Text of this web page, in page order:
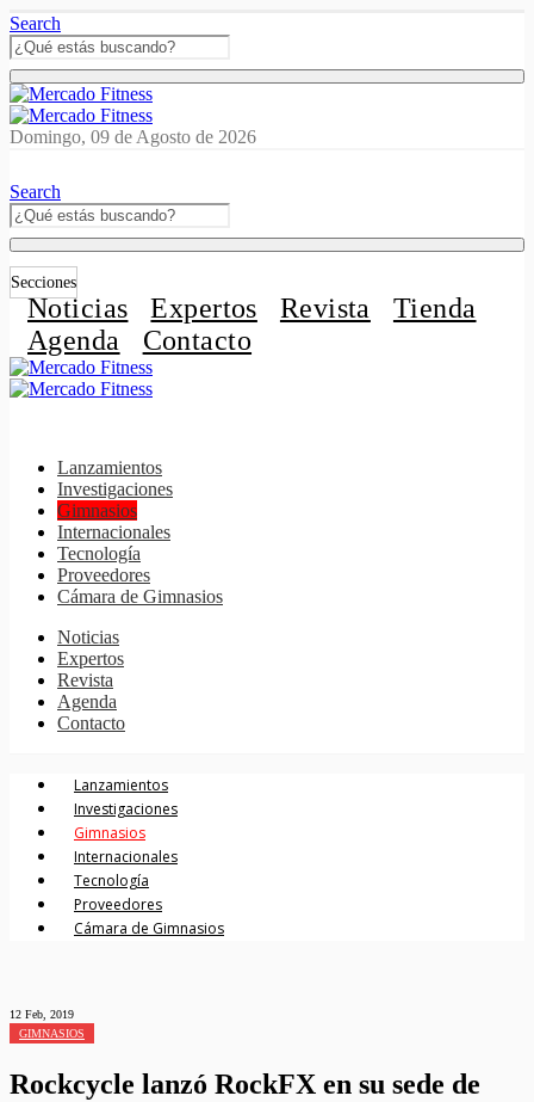
Search
Domingo, 09 de Agosto de 2026
Search
Secciones
Noticias Expertos Revista
Tienda
Agenda
Contacto
Lanzamientos
Investigaciones
Gimnasios
Internacionales
Tecnología
Proveedores
Cámara de Gimnasios
Noticias
Expertos
Revista
Agenda
Contacto
Lanzamientos
Investigaciones
Gimnasios
Internacionales
Tecnología
Proveedores
Cámara de Gimnasios
12 Feb, 2019
GIMNASIOS
Rockcycle lanzó RockFX en su sede de